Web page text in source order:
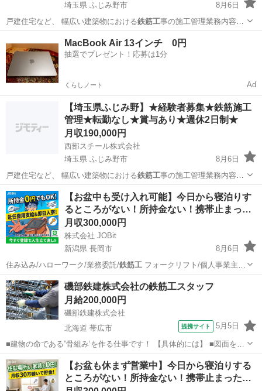
埼玉県 ふじみ野市
8月6日
戸建住宅など、 幅広い建築物における鉄筋工事の施工管理業務内容全
般を担当いただき…
MacBook Air 13インチ 0円
抽選でプレゼント！応募は1分
くらしノート Ad
【埼玉県ふじみ野】★経験者募集★鉄筋施工
管理★転勤なし★賞与あり★週休2日制★
月収190,000円
西部スチール株式会社
埼玉県 ふじみ野市
8月6日
戸建住宅など、 幅広い建築物における鉄筋工事の施工管理業務内容全
般を担当いただき…
埼玉 ふじみ野市 施工管理 鉄筋
【お盆中も受け入れ可能】今日から寝泊りす
るところがない！所持金ない！携帯止まっ…
月収300,000円
株式会社 JOBit
新潟県 長岡市
8月6日
住み込み/ハローワーク/業務委託/鉄筋工フォークリフト/個人事業主/
ービス…
新潟 長岡市 物流 住み込み
磯部鉄建株式会社の鉄筋工スタッフ
月給200,000円
磯部鉄建株式会社
北海道 帯広市
提携サイト 5月5日
■建物の命である”骨組み‘を作る仕事です！ 【具体的には】 ■図面をも
とに鉄筋をカット・曲げ加工 ■指示に従い、現場で鉄筋の設置・調整
※鉄筋の運搬はクレーンを使用します 未経験の方は、自社加工場で作
業練習を行い、基...
北海道 帯広市 鳶職
【お盆も休まず営業中】今日から寝泊りする
ところがない！所持金ない！携帯止まった…